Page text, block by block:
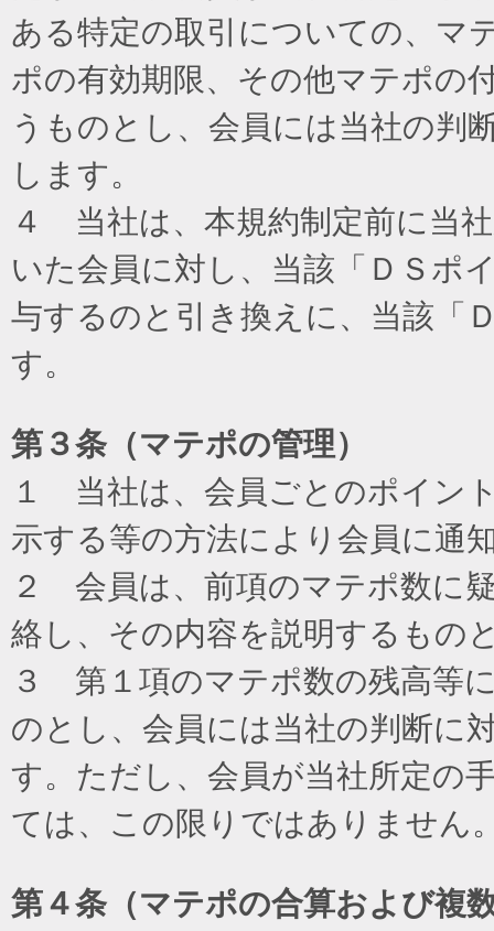
ある特定の取引についての、マ
ポの有効期限、その他マテポの
うものとし、会員には当社の判
します。
４ 当社は、本規約制定前に当
いた会員に対し、当該「ＤＳポ
与するのと引き換えに、当該「
す。
第３条（マテポの管理）
１ 当社は、会員ごとのポイン
示する等の方法により会員に通
２ 会員は、前項のマテポ数に
絡し、その内容を説明するもの
３ 第１項のマテポ数の残高等
のとし、会員には当社の判断に
す。ただし、会員が当社所定の
ては、この限りではありません
第４条（マテポの合算および複